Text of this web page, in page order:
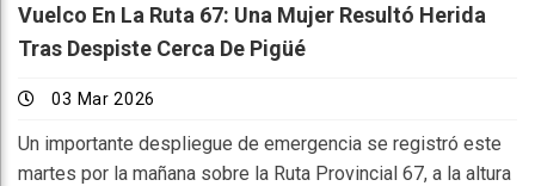
Vuelco En La Ruta 67: Una Mujer Resultó Herida
Tras Despiste Cerca De Pigüé
03 Mar 2026
Un importante despliegue de emergencia se registró este
martes por la mañana sobre la Ruta Provincial 67, a la altura